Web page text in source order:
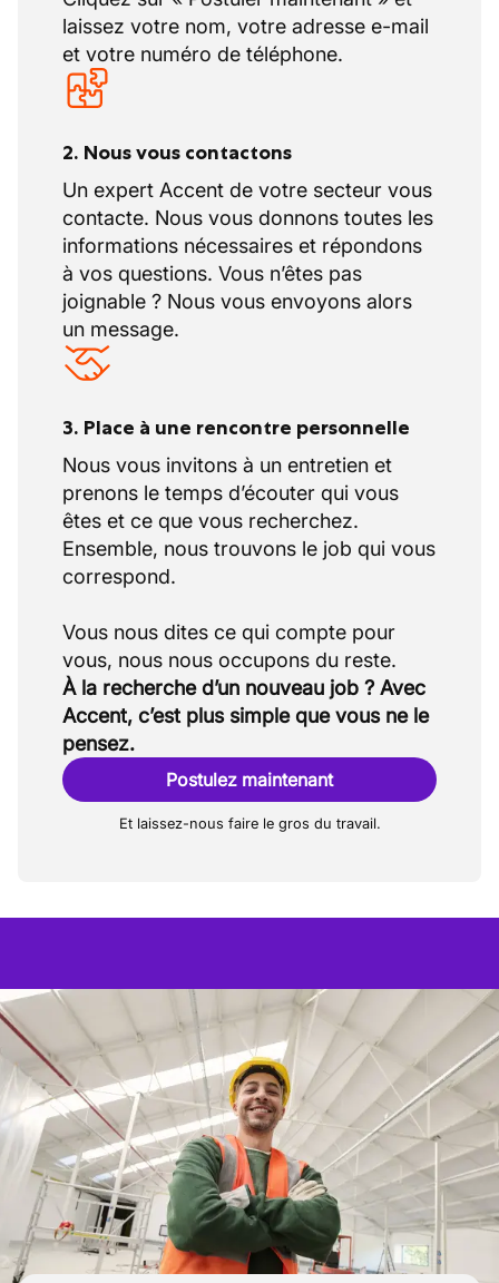
CV à l'adresse e-mail suivante :
bxl.ouest@accentjobs.be ou contactez
Selma au 02.210.59.22.
laissez votre nom, votre adresse e-mail
et votre numéro de téléphone.
2. Nous vous contactons
Un expert Accent de votre secteur vous
contacte. Nous vous donnons toutes les
informations nécessaires et répondons
à vos questions. Vous n’êtes pas
joignable ? Nous vous envoyons alors
un message.
3. Place à une rencontre personnelle
Nous vous invitons à un entretien et
prenons le temps d’écouter qui vous
êtes et ce que vous recherchez.
Ensemble, nous trouvons le job qui vous
correspond.
Vous nous dites ce qui compte pour
À la recherche d’un nouveau job ? Avec
Accent, c’est plus simple que vous ne le
pensez.
Postulez maintenant
Et laissez-nous faire le gros du travail.